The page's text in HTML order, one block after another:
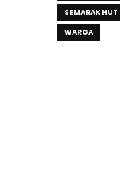
SEMARAK
WARGA